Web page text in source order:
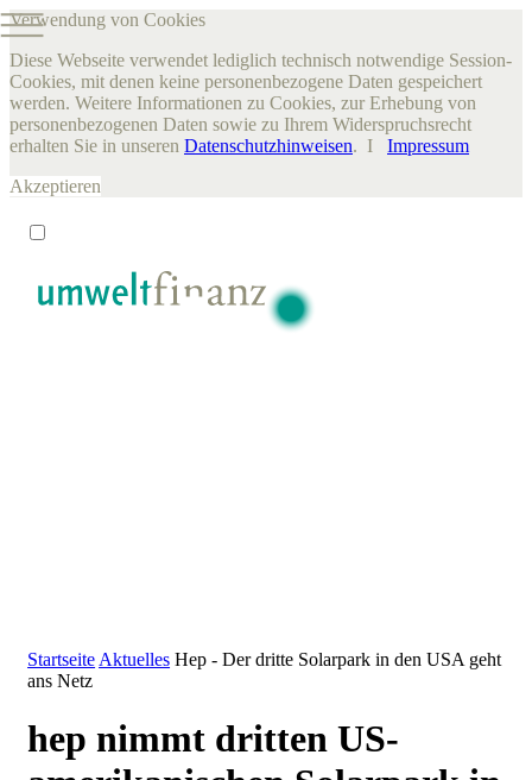
Verwendung von Cookies
Diese Webseite verwendet lediglich technisch notwendige Session-
Cookies, mit denen keine personenbezogene Daten gespeichert
werden. Weitere Informationen zu Cookies, zur Erhebung von
personenbezogenen Daten sowie zu Ihrem Widerspruchsrecht
erhalten Sie in unseren Datenschutzhinweisen. I Impressum
Akzeptieren
Startseite Aktuelles Hep - Der dritte Solarpark in den USA geht
ans Netz
hep nimmt dritten US-